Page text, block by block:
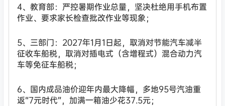
4、教育部：严控暑期作业总量，坚决杜绝用手机布置
作业、要求家长检查批改作业等现象；
5、三部门：2027年1月1日起，取消对节能汽车减半
征收车船税，取消对插电式（含增程式）混合动力汽
车等免征车船税；
6、国内成品油价迎年内最大降幅，多地95号汽油重
返“7元时代”，加满一箱油少花37.5元；